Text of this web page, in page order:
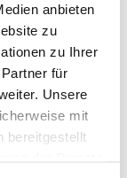
anbieten
zu
zu Ihrer
für
Unsere
mit
bereitgestellt